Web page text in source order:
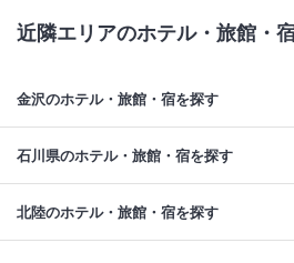
近隣エリアのホテル・旅館・
金沢のホテル・旅館・宿を探す
石川県のホテル・旅館・宿を探す
北陸のホテル・旅館・宿を探す